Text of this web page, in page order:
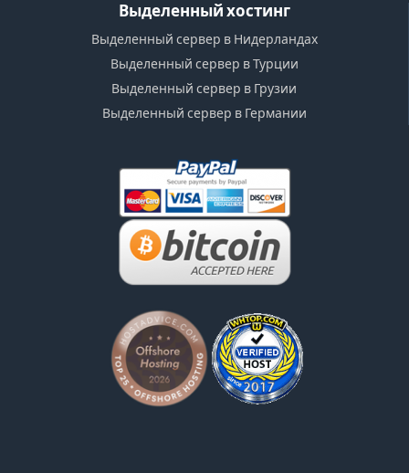
Выделенный хостинг
Выделенный сервер в Нидерландах
Выделенный сервер в Турции
Выделенный сервер в Грузии
Выделенный сервер в Германии